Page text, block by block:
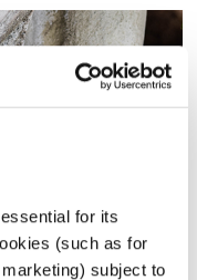
for its
(such as for
subject to
מדיטציית צלילים -שירת